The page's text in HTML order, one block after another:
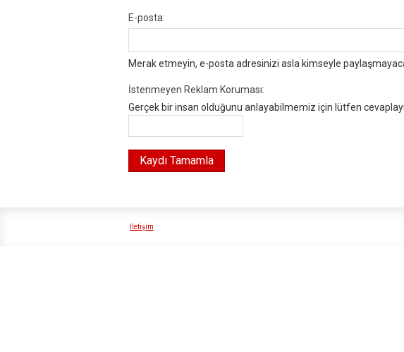
E-posta:
Merak etmeyin, e-posta adresinizi asla kimseyle
İstenmeyen Reklam Koruması:
Gerçek bir insan olduğunu anlayabilmemiz için lütfen
İletişim